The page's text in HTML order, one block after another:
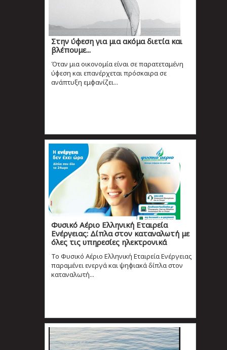
Στην ύφεση για μια ακόμα διετία και
βλέπουμε...
Όταν μια οικονομία είναι σε παρατεταμένη
ύφεση και επανέρχεται πρόσκαιρα σε
ανάπτυξη εμφανίζει...
Φυσικό Αέριο Ελληνική Εταιρεία
Ενέργειας: Δίπλα στον καταναλωτή με
όλες τις υπηρεσίες ηλεκτρονικά
Το Φυσικό Αέριο Ελληνική Εταιρεία Ενέργειας
παραμένει ενεργά και ψηφιακά δίπλα στον
καταναλωτή...